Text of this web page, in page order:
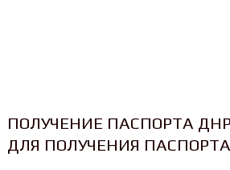
ПОЛУЧЕНИЕ ПАСПОРТА
ДЛЯ ПОЛУЧЕНИЯ ПАСПОРТА